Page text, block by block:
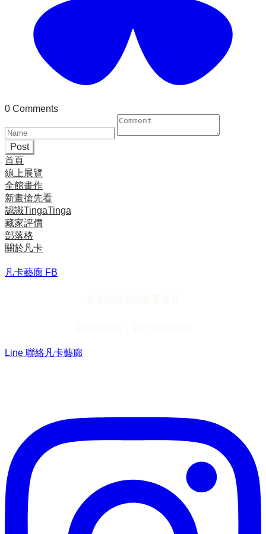
0 Comments
Post
首頁
線上展覽
全館畫作
新畫搶先看
認識TingaTinga
藏家評價
部落格
關於凡卡
凡卡藝廊 FB
Line 聯絡凡卡藝廊